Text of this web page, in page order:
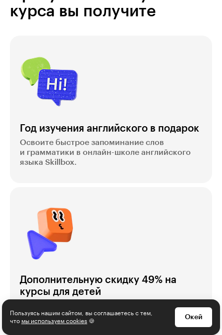
курса вы получите
Год изучения английского в подарок
Освоите быстрое запоминание слов
и грамматики в онлайн-школе английского
языка Skillbox.
Дополнительную скидку 49% на
курсы для детей
Получите скидку на любой курс для детей в
IT-школе Skillbox Kidsи год изучения
английского для ребёнка — в подарок.
Пользуясь нашим сайтом, вы соглашаетесь с тем,
что мы используем cookies 🍪
Окей